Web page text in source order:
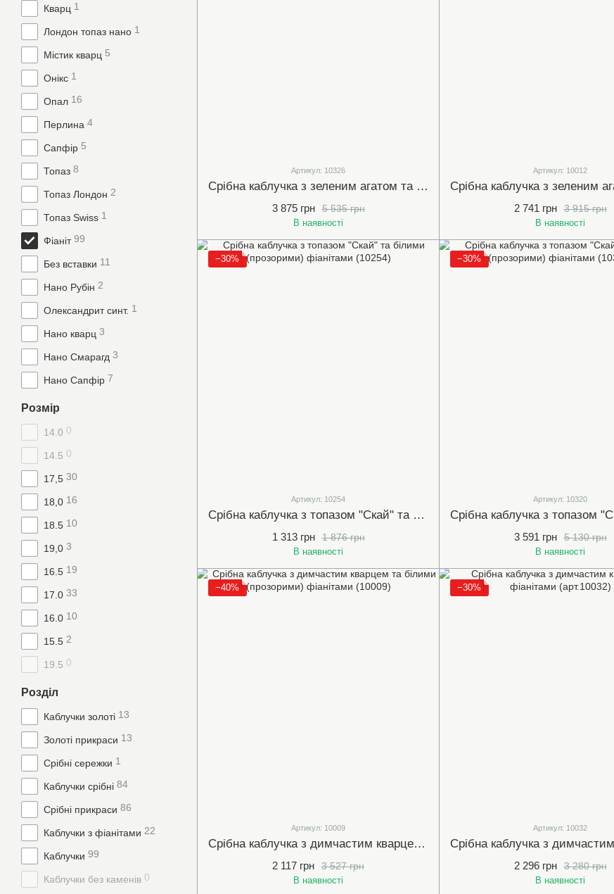
Артикул: 10326
Срібна каблучка з зеленим агатом та чорними фіанітами (10326)
5 535 грн
3 875 грн
В наявності
Артикул: 10012
3 915 грн
2 741 грн
В наявності
−30%
Артикул: 10254
Срібна каблучка з топазом "Скай" та білими (прозорими) фіанітами (10254)
1 876 грн
1 313 грн
В наявності
−30%
Артикул: 10320
5 130 грн
3 591 грн
В наявності
−40%
Артикул: 10009
Срібна каблучка з димчастим кварцем та білими (прозорими) фіанітами (10009)
3 527 грн
2 117 грн
В наявності
−30%
Артикул: 10032
3 280 грн
2 296 грн
В наявності
Кварц 1
Лондон топаз нано 1
Містик кварц 5
Онікс 1
Опал 16
Перлина 4
Сапфір 5
Топаз 8
Топаз Лондон 2
Топаз Swiss 1
Фіаніт 99
Без вставки 11
Нано Рубін 2
Олександрит синт. 1
Нано кварц 3
Нано Смарагд 3
Нано Сапфір 7
Розмір
14.0 0
14.5 0
17,5 30
18,0 16
18.5 10
19,0 3
16.5 19
17.0 33
16.0 10
15.5 2
19.5 0
Розділ
Каблучки золоті 13
Золоті прикраси 13
Срібні сережки 1
Каблучки срібні 84
Срібні прикраси 86
Каблучки з фіанітами 22
Каблучки 99
Каблучки без каменів 0